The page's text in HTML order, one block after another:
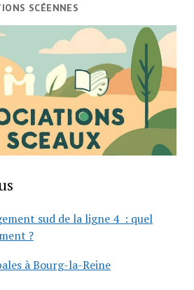
SCÉENNES
sud de la ligne 4 : quel
?
à Bourg-la-Reine